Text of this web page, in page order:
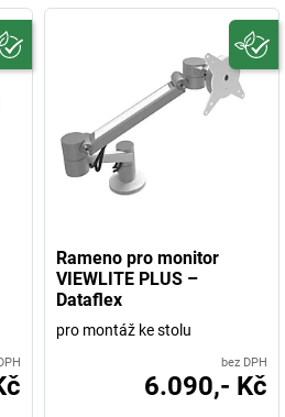
Rameno pro monitor
VIEWLITE PLUS –
Dataflex
pro montáž ke stolu
bez DPH
6.090,- Kč